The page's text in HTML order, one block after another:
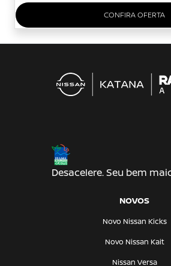
CONFIRA OFERTA
Desacelere. Seu bem
NOVOS
Novo Nissan Kicks
Novo Nissan Kait
Nissan Versa